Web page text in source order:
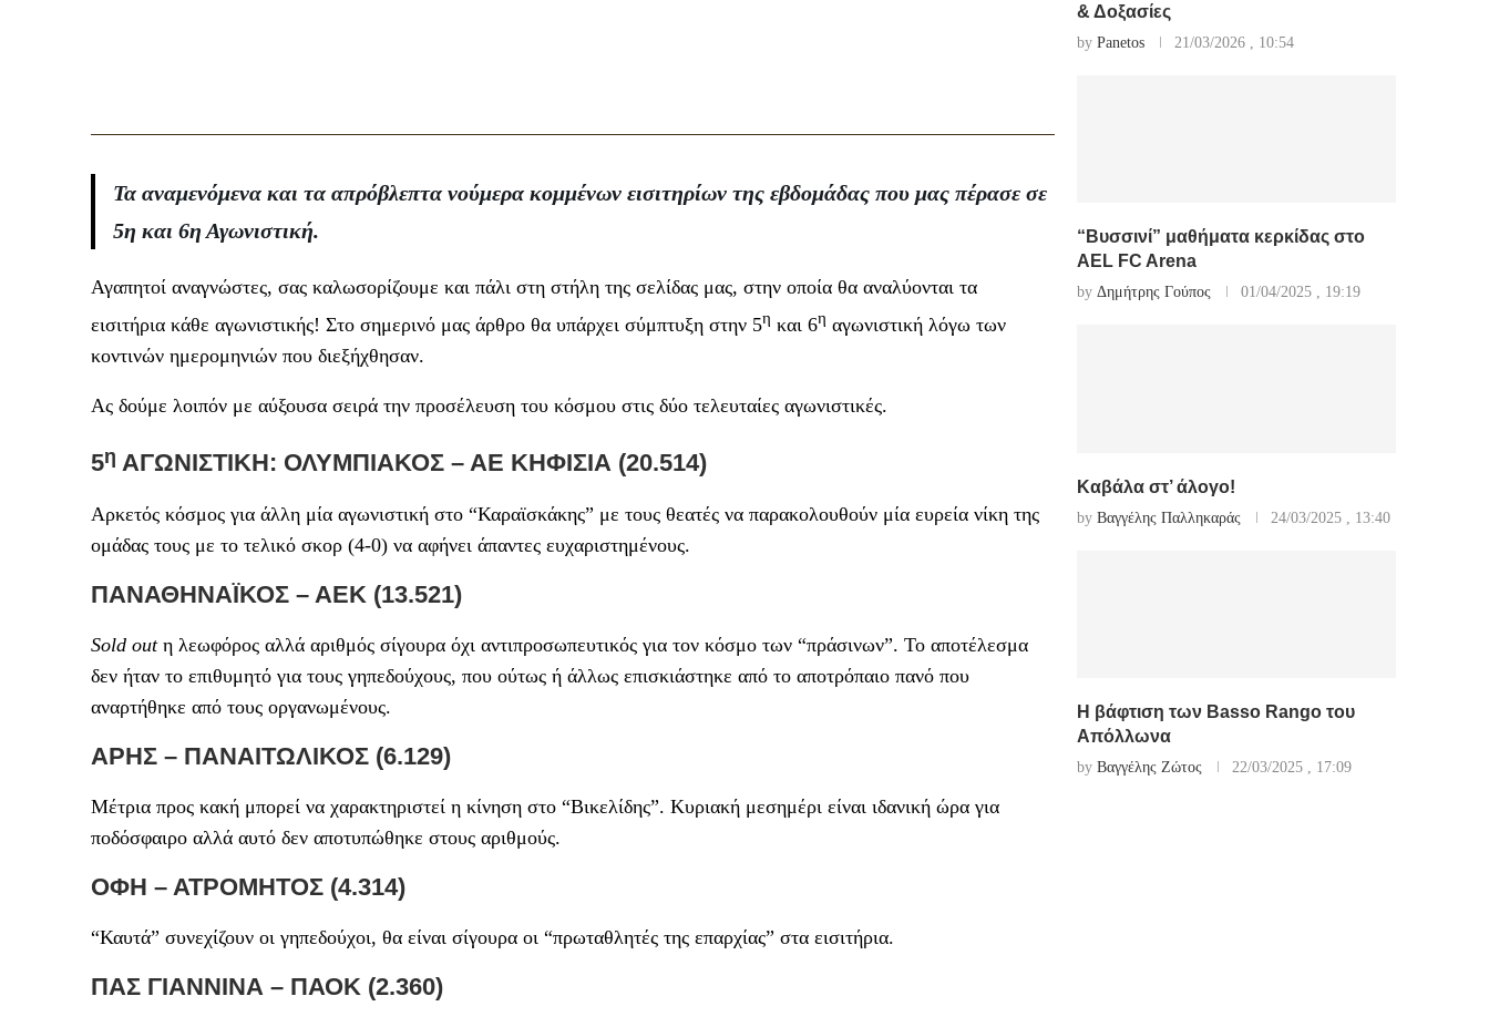
Τα αναμενόμενα και τα απρόβλεπτα νούμερα κομμένων εισιτηρίων της εβδομάδας που μας πέρασε σε
5η και 6η Αγωνιστική.
Αγαπητοί αναγνώστες, σας καλωσορίζουμε και πάλι στη στήλη της σελίδας μας, στην οποία θα αναλύονται τα
εισιτήρια κάθε αγωνιστικής! Στο σημερινό μας άρθρο θα υπάρχει σύμπτυξη στην 5η και 6η αγωνιστική λόγω των
κοντινών ημερομηνιών που διεξήχθησαν.
Ας δούμε λοιπόν με αύξουσα σειρά την προσέλευση του κόσμου στις δύο τελευταίες αγωνιστικές.
5η ΑΓΩΝΙΣΤΙΚΗ: ΟΛΥΜΠΙΑΚΟΣ – ΑΕ ΚΗΦΙΣΙΑ (20.514)
Αρκετός κόσμος για άλλη μία αγωνιστική στο “Καραϊσκάκης” με τους θεατές να παρακολουθούν μία ευρεία νίκη της
ομάδας τους με το τελικό σκορ (4-0) να αφήνει άπαντες ευχαριστημένους.
ΠΑΝΑΘΗΝΑΪΚΟΣ – ΑΕΚ (13.521)
Sold out η λεωφόρος αλλά αριθμός σίγουρα όχι αντιπροσωπευτικός για τον κόσμο των “πράσινων”. Το αποτέλεσμα
δεν ήταν το επιθυμητό για τους γηπεδούχους, που ούτως ή άλλως επισκιάστηκε από το αποτρόπαιο πανό που
αναρτήθηκε από τους οργανωμένους.
ΑΡΗΣ – ΠΑΝΑΙΤΩΛΙΚΟΣ (6.129)
Μέτρια προς κακή μπορεί να χαρακτηριστεί η κίνηση στο “Βικελίδης”. Κυριακή μεσημέρι είναι ιδανική ώρα για
ποδόσφαιρο αλλά αυτό δεν αποτυπώθηκε στους αριθμούς.
ΟΦΗ – ΑΤΡΟΜΗΤΟΣ (4.314)
“Καυτά” συνεχίζουν οι γηπεδούχοι, θα είναι σίγουρα οι “πρωταθλητές της επαρχίας” στα εισιτήρια.
ΠΑΣ ΓΙΑΝΝΙΝΑ – ΠΑΟΚ (2.360)
& Δοξασίες
by Panetos 21/03/2026 , 10:54
“Βυσσινί” μαθήματα κερκίδας στο
AEL FC Arena
by Δημήτρης Γούπος 01/04/2025 , 19:19
Καβάλα στ’ άλογο!
by Βαγγέλης Παλληκαράς 24/03/2025 , 13:40
Η βάφτιση των Basso Rango του
Απόλλωνα
by Βαγγέλης Ζώτος 22/03/2025 , 17:09